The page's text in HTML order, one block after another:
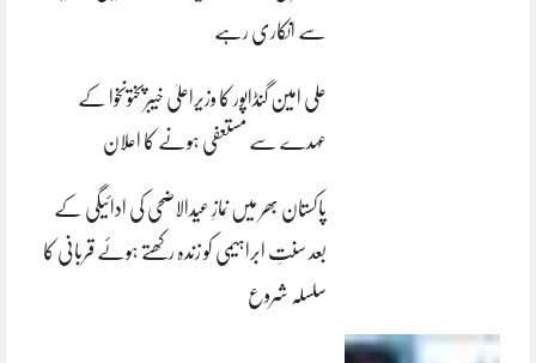
سے انکاری رہے
علی امین گنڈاپور کا وزیراعلیٰ خیبرپختونخوا کے
عہدے سے مستعفی ہونے کا اعلان
پاکستان بھر میں نمازِ عیدالاضحی کی ادائیگی کے
بعد سنتِ ابراہیمی کو زندہ رکھتے ہوئے قربانی کا
سلسلہ شروع